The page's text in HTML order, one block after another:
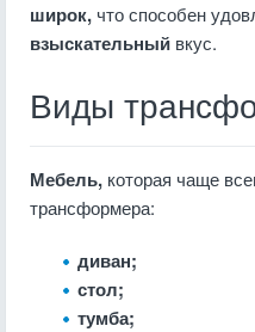
широк, что способен
взыскательный вкус.
Виды
Мебель, которая чаще
трансформера:
диван;
стол;
тумба;